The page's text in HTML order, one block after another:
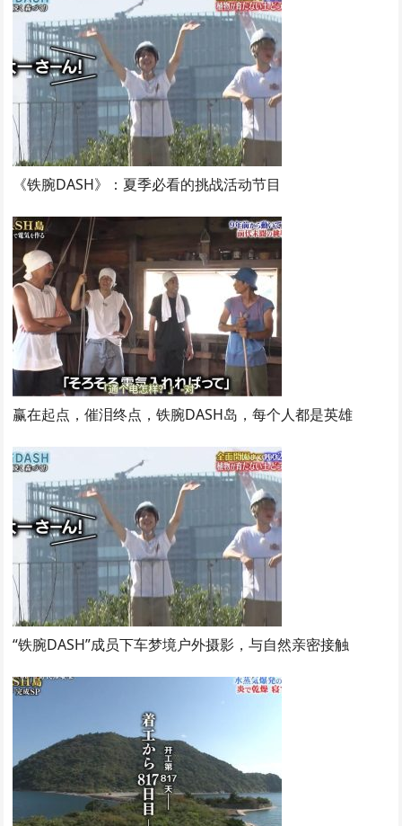
《铁腕DASH》：夏季必看的挑战活动节目
赢在起点，催泪终点，铁腕DASH岛，每个人都是英雄
“铁腕DASH”成员下车梦境户外摄影，与自然亲密接触